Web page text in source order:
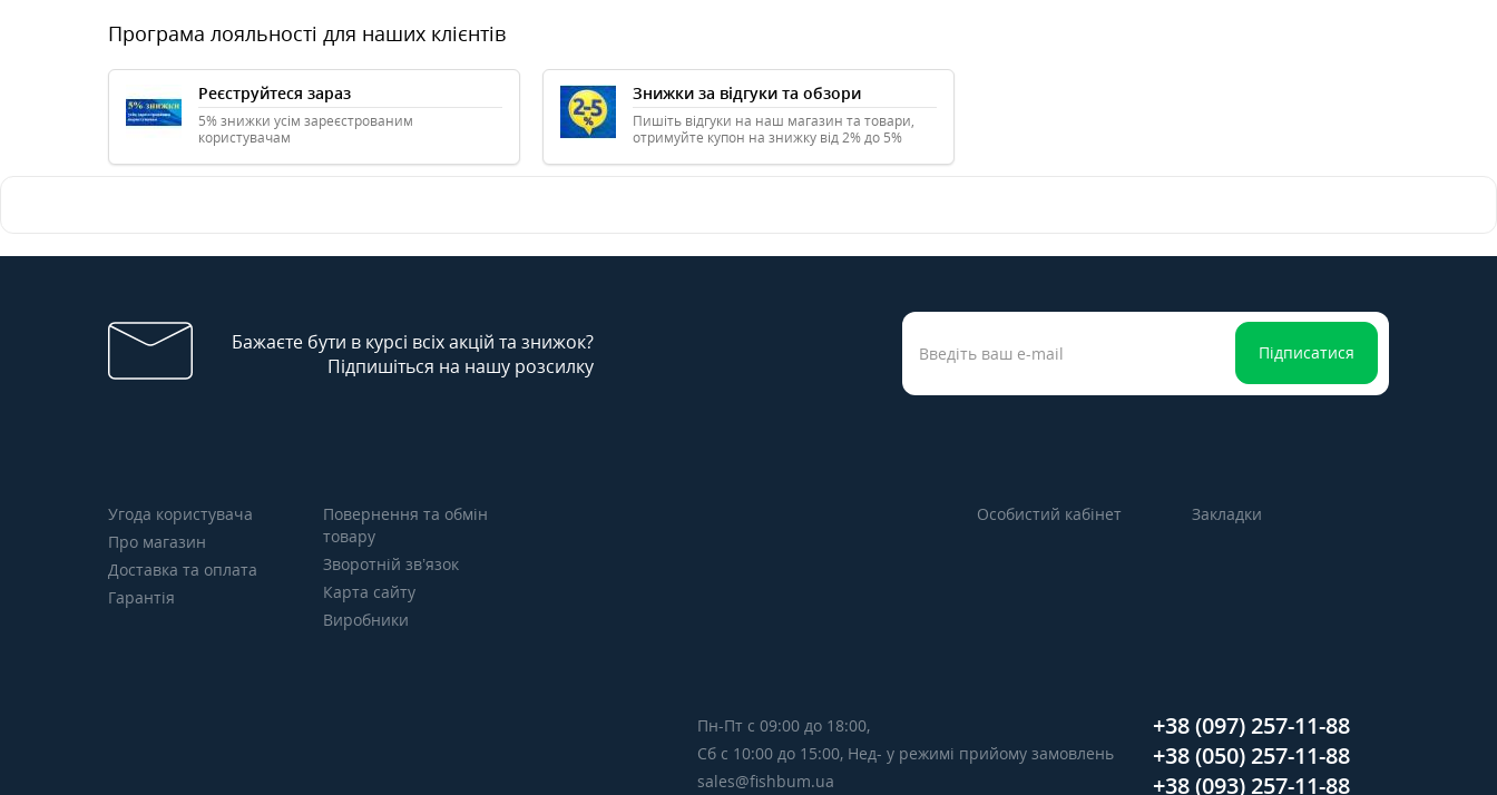
Програма лояльності для наших клієнтів
Реєструйтеся зараз
5% знижки усім зареєстрованим
користувачам
Знижки за відгуки та обзори
Пишіть відгуки на наш магазин та товари,
отримуйте купон на знижку від 2% до 5%
Бажаєте бути в курсі всіх акцій та знижок?
Підпишіться на нашу розсилку
Підписатися
Угода користувача
Про магазин
Доставка та оплата
Гарантія
Повернення та обмін
товару
Зворотній зв’язок
Карта сайту
Виробники
Особистий кабінет Закладки
Пн-Пт с 09:00 до 18:00,
Сб с 10:00 до 15:00, Нед- у режимі прийому замовлень
sales@fishbum.ua
+38 (097) 257-11-88
+38 (050) 257-11-88
+38 (093) 257-11-88